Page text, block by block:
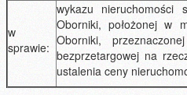
w
sprawie:
wykazu nieruchomości
Oborniki, położonej w
Oborniki,
bezprzetargowej na
ustalenia ceny